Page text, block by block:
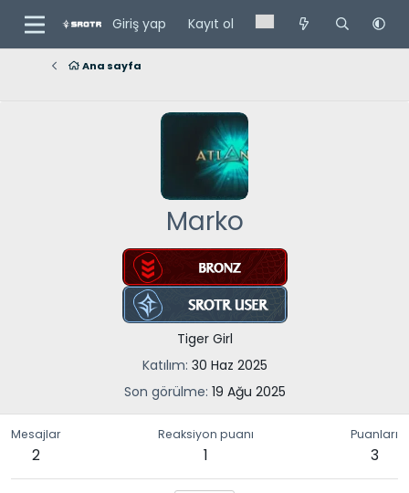
Giriş yap Kayıt ol
Ana sayfa
Marko
Tiger Girl
Katılım 30 Haz 2025
Son görülme 19 Ağu 2025
Mesajlar
2
Reaksiyon puanı
1
Puanları
3